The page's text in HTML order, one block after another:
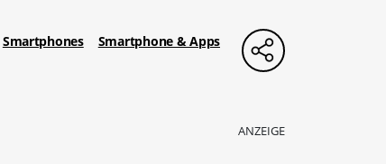
Smartphones Smartphone & Apps
ANZEIGE